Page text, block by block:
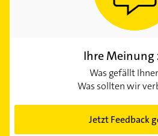
Ihre Meinung
Was gefällt
Was sollten wir
Jetzt Feedback